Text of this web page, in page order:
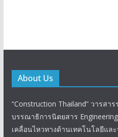
About Us
“Construction Thailand” วารสา
บรรณาธิการนิตยสาร
เคลื่อนไหวทางด้านเทคโนโลยีแล